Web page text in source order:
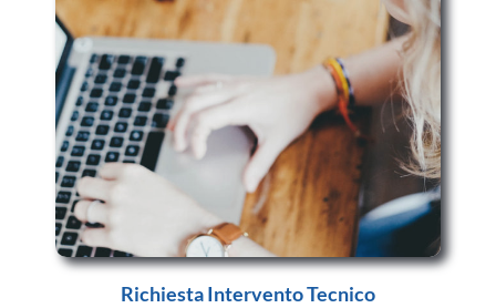
Richiesta Intervento Tecnico